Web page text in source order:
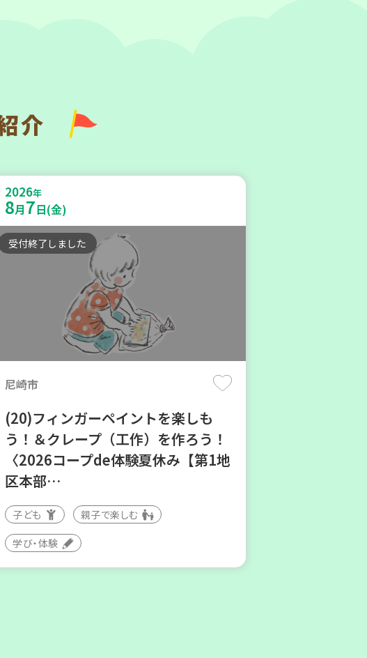
神戸市兵庫区
【第3地区本部】こべっこBOSAI(ぼ
うさい)教室～かぞくで楽しくまなぼ
うさい～
学び・体験 平和・防災
日(水)
神戸市北区
「コープくらしの助け合いの会」コ
ーディネーター養成講座
介
2026年
8月7日(金)
受付終了しました
尼崎市
(20)フィンガーペイントを楽しも
う！＆クレープ（工作）を作ろう！
〈2026コープde体験夏休み【第1地
区本部…
子ども 親子で楽しむ
学び・体験